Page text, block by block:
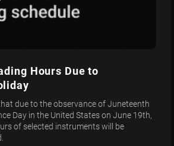
Hours Due to
due to the observance of Juneteenth
Day in the United States on June 19th,
of selected instruments will be